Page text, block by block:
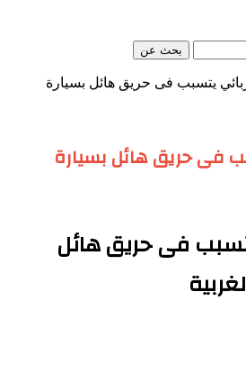
بحث عن
يتسبب فى حريق هائل بسيارة
فى حريق هائل بسيارة
فى حريق هائل